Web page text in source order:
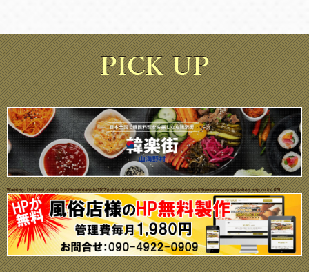
Warning: Undefined variable $i in/home/daisuke1102/public_html/bodycare-net.com/wp/wp-content/themes/ecco/single-shop.phpon line679